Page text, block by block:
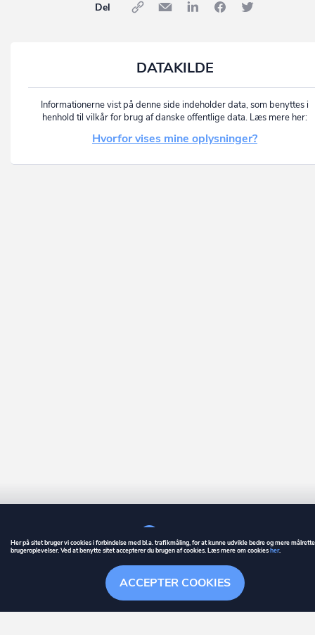
Søgehistorik Menu
Del
DATAKILDE
Informationerne vist på denne side indeholder data, som benyttes i
henhold til vilkår for brug af danske offentlige data. Læs mere her:
Hvorfor vises mine oplysninger?
er et registreret varemærke tilhørende ownr ApS – CVR nr.: 36 40 88
Stationsparken 26. 2., 2600 Glostrup, info@ownr.dk
ACCEPTER COOKIES
Her på sitet bruger vi cookies i forbindelse med bl.a. trafikmåling, for at kunne udvikle bedre og mere
brugeroplevelser. Ved at benytte sitet accepterer du brugen af cookies. Læs mere om cookiesher.